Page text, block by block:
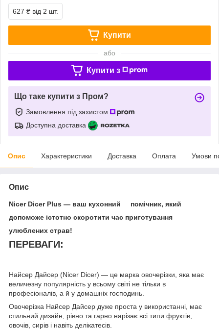
627 ₴ від 2 шт.
Купити
або
Купити з
Що таке купити з Пром?
Замовлення під захистом
Доступна доставка
Опис Характеристики Доставка Оплата Умови
Опис
Nicer Dicer Plus — ваш кухонний помічник, який
допоможе істотно скоротити час приготування
улюблених страв!
ПЕРЕВАГИ:
Найсер Дайсер (Nicer Dicer) — це марка овочерізки, яка має
величезну популярність у всьому світі не тільки в
професіоналів, а й у домашніх господинь.
Овочерізка Найсер Дайсер дуже проста у використанні, має
стильний дизайн, рівно та гарно нарізає всі типи фруктів,
овочів, сирів і навіть делікатесів.